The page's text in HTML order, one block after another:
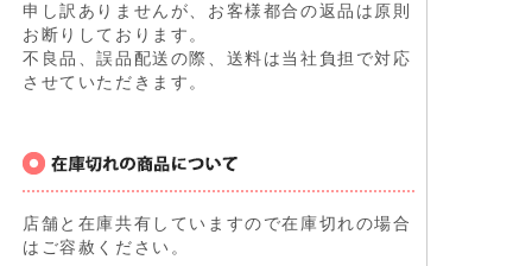
申し訳ありませんが、お客様都合の返品は原則
お断りしております。
不良品、誤品配送の際、送料は当社負担で対応
させていただきます。
店舗と在庫共有していますので在庫切れの場合
はご容赦ください。